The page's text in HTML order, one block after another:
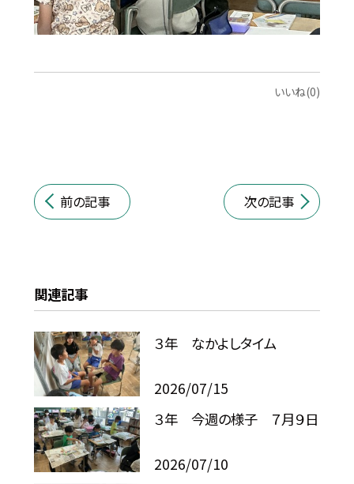
いいね(0)
前の記事 次の記事
関連記事
３年 なかよしタイム
2026/07/15
３年 今週の様子 ７月９日
2026/07/10